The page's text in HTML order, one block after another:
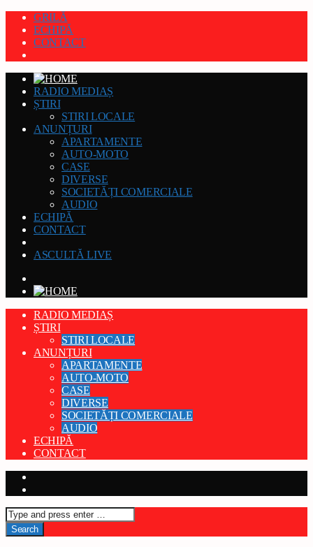
GRILĂ
ECHIPĂ
CONTACT
RADIO MEDIAȘ
ȘTIRI
STIRI LOCALE
ANUNȚURI
APARTAMENTE
AUTO-MOTO
CASE
DIVERSE
SOCIETĂȚI COMERCIALE
AUDIO
ECHIPĂ
CONTACT
ASCULTĂ LIVE
RADIO MEDIAȘ
ȘTIRI
STIRI LOCALE
ANUNȚURI
APARTAMENTE
AUTO-MOTO
CASE
DIVERSE
SOCIETĂȚI COMERCIALE
AUDIO
ECHIPĂ
CONTACT